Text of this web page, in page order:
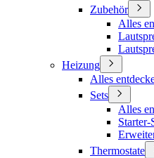
Zubehör
Alles
Heizung
Alles
Sets
Alles
Starter-
Thermostate